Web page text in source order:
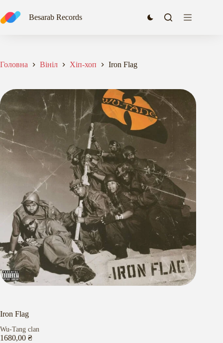
до
вмісту
Besarab Records
Головна Вініл Хіп-хоп Iron Flag
Iron Flag
Wu-Tang clan
1680,00 ₴